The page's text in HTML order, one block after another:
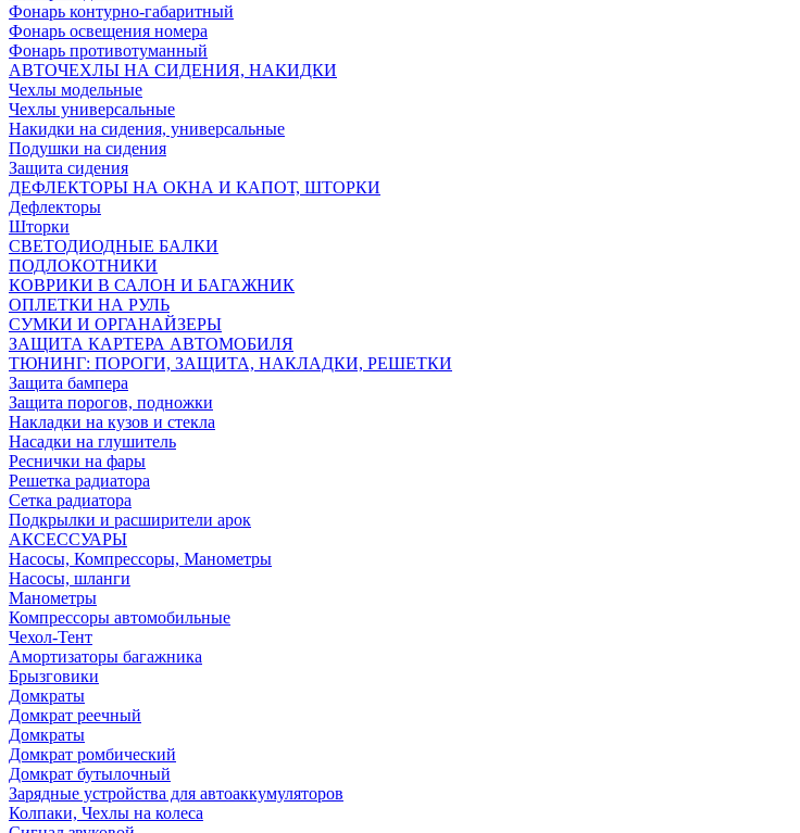
Фонарь контурно-габаритный
Фонарь освещения номера
Фонарь противотуманный
АВТОЧЕХЛЫ НА СИДЕНИЯ, НАКИДКИ
Чехлы модельные
Чехлы универсальные
Накидки на сидения, универсальные
Подушки на сидения
Защита сидения
ДЕФЛЕКТОРЫ НА ОКНА И КАПОТ, ШТОРКИ
Дефлекторы
Шторки
СВЕТОДИОДНЫЕ БАЛКИ
ПОДЛОКОТНИКИ
КОВРИКИ В САЛОН И БАГАЖНИК
ОПЛЕТКИ НА РУЛЬ
СУМКИ И ОРГАНАЙЗЕРЫ
ЗАЩИТА КАРТЕРА АВТОМОБИЛЯ
ТЮНИНГ: ПОРОГИ, ЗАЩИТА, НАКЛАДКИ, РЕШЕТКИ
Защита бампера
Защита порогов, подножки
Накладки на кузов и стекла
Насадки на глушитель
Реснички на фары
Решетка радиатора
Сетка радиатора
Подкрылки и расширители арок
АКСЕССУАРЫ
Насосы, Компрессоры, Манометры
Насосы, шланги
Манометры
Компрессоры автомобильные
Чехол-Тент
Амортизаторы багажника
Брызговики
Домкраты
Домкрат реечный
Домкраты
Домкрат ромбический
Домкрат бутылочный
Зарядные устройства для автоаккумуляторов
Колпаки, Чехлы на колеса